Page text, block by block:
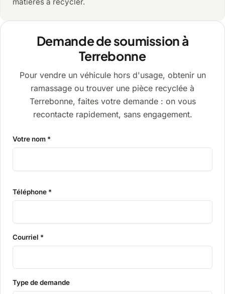
Demande de soumission à
Terrebonne
Pour vendre un véhicule hors d'usage, obtenir un
ramassage ou trouver une pièce recyclée à
Terrebonne, faites votre demande : on vous
recontacte rapidement, sans engagement.
Votre nom *
Téléphone *
Courriel *
Type de demande